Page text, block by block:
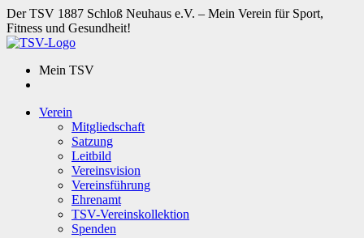
Der TSV 1887 Schloß Neuhaus e.V. – Mein Verein für Sport,
Fitness und Gesundheit!
Mein TSV
Verein
Mitgliedschaft
Satzung
Leitbild
Vereinsvision
Vereinsführung
Ehrenamt
TSV-Vereinskollektion
Spenden